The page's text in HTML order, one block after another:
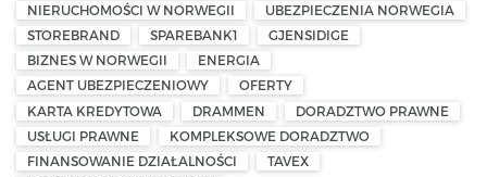
NIERUCHOMOŚCI W NORWEGII
UBEZPIECZENIA NORWEGIA
STOREBRAND
SPAREBANK1
GJENSIDIGE
BIZNES W NORWEGII
ENERGIA
AGENT UBEZPIECZENIOWY
OFERTY
KARTA KREDYTOWA
DRAMMEN
DORADZTWO PRAWNE
USŁUGI PRAWNE
KOMPLEKSOWE DORADZTWO
FINANSOWANIE DZIAŁALNOŚCI
TAVEX